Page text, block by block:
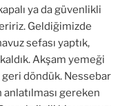
ya da güvenlikli
Geldiğimizde
sefası yaptık,
Akşam yemeği
geri döndük. Nessebar
gereken